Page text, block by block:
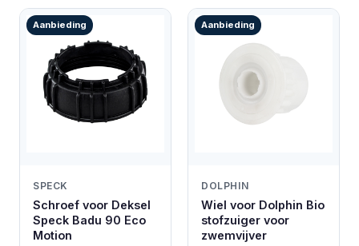
Aanbieding
SPECK
Schroef voor Deksel
Speck Badu 90 Eco
Motion
Aanbieding
DOLPHIN
Wiel voor Dolphin Bio
stofzuiger voor
zwemvijver